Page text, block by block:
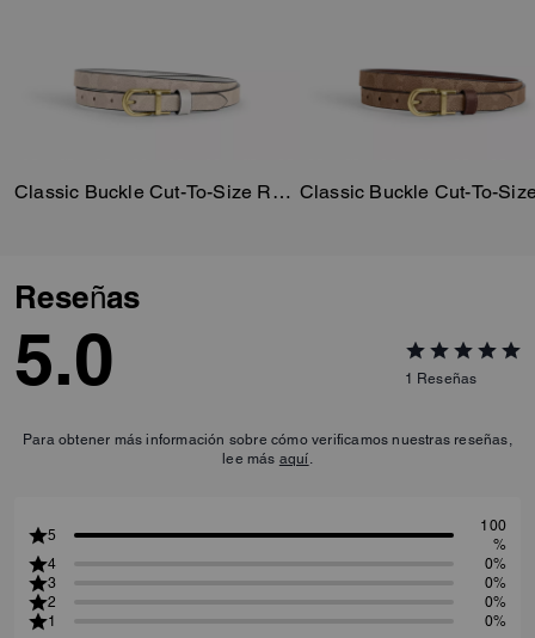
Classic Buckle Cut-To-Size Reversible Belt, 18 Mm
Reseñas
5.0 1 Reseñas
Para obtener más información sobre cómo verificamos nuestras reseñas,
lee más aquí
5
100
%
4
0%
3
0%
2
0%
1
0%